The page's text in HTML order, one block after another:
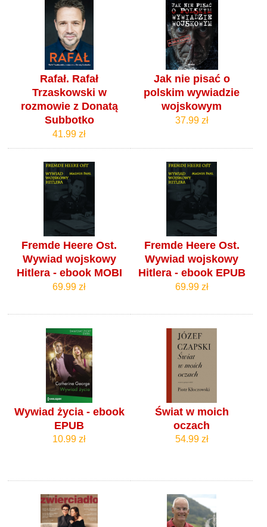
Rafał. Rafał
Trzaskowski w
rozmowie z Donatą
Subbotko
41.99 zł
Jak nie pisać o
polskim wywiadzie
wojskowym
37.99 zł
Fremde Heere Ost.
Wywiad wojskowy
Hitlera - ebook MOBI
69.99 zł
Fremde Heere Ost.
Wywiad wojskowy
Hitlera - ebook EPUB
69.99 zł
Wywiad życia - ebook
EPUB
10.99 zł
Świat w moich
oczach
54.99 zł